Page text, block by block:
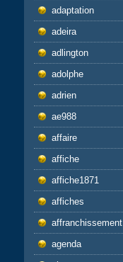
adaptation
adeira
adlington
adolphe
adrien
ae988
affaire
affiche
affiche1871
affiches
affranchissement
agenda